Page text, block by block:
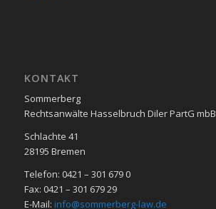
KON­TAKT
Sommerberg
Rechtsanwälte Hasselbruch Diler PartG mbB
Schlachte 41
28195 Bre­men
Telefon: 0421 – 301 679 0
Fax: 0421 – 301 679 29
E-Mail: info@sommerberg-law.de